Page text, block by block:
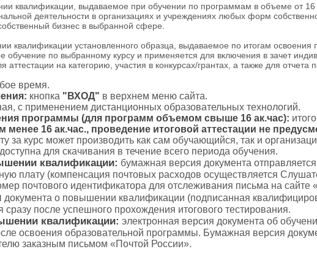
квалификации, выдаваемое при обучении по программам в объеме от 16
деятельности в организациях и учреждениях любых форм
бизнес в выбранной сфере.
квалификации установленного образца, выдаваемое по итогам
обучение по выбранному курсу и применяется для включения в зачет
на категорию, участия в конкурсах/грантах, а также для отчета
время.
кнопка "ВХОД" в верхнем меню сайта.
с применением дистанционных образовательных технологий.
программы (для программ объемом свыше 16 ак.час):
16 ак.час., проведение итоговой аттестации не
за курс может производить как сам обучающийся, так и
доступна для скачивания в течение всего периода обучения.
квалификации: бумажная версия документа
плату (компенсация почтовых расходов осуществляется
почтового идентификатора для отслеживания письма на сайте
документа о повышении квалификации (подписанная
сразу после успешного прохождения итогового тестирования.
квалификации: электронная версия документа об
освоения образовательной программы. Бумажная версия
заказным письмом «Почтой России».